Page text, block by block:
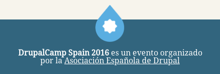
DrupalCamp Spain 2016 es un evento organizado
por laAsociación Española de Drupal